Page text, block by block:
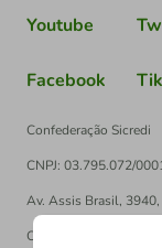
Youtube
Facebook
Confederação Sicredi
CNPJ: 03.795.072/
Av. Assis Brasil,
CEP: 91010-003